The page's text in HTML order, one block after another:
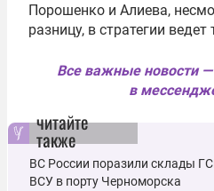
Порошенко и Алиева,
разницу, в стратегии
Все важные новости —
в
читайте
также
ВС России поразили склады
ВСУ в порту Черноморска